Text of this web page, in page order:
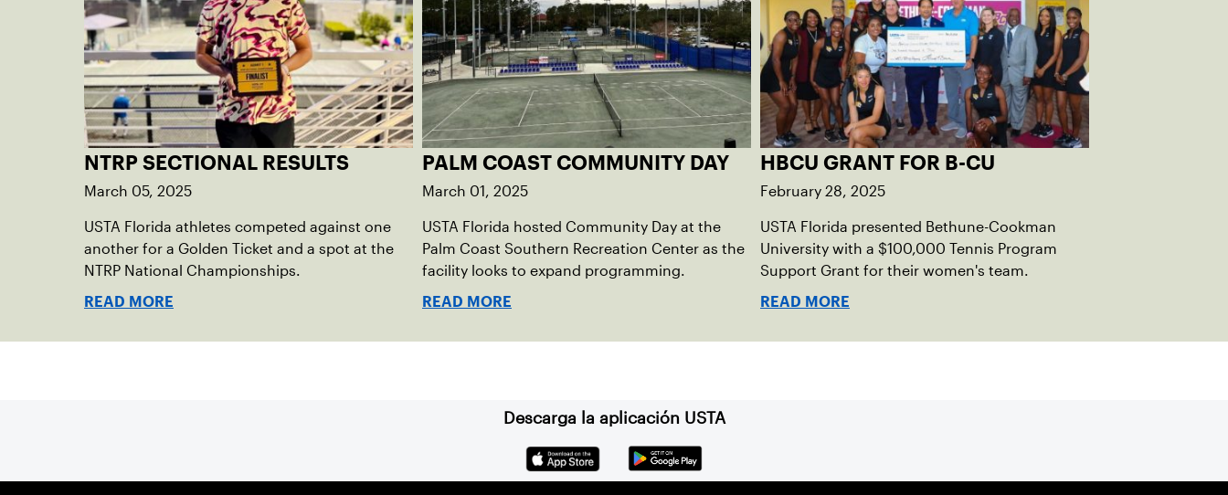
NTRP SECTIONAL RESULTS
March 05, 2025
USTA Florida athletes competed against one
another for a Golden Ticket and a spot at the
NTRP National Championships.
READ MORE
PALM COAST COMMUNITY DAY
March 01, 2025
USTA Florida hosted Community Day at the
Palm Coast Southern Recreation Center as the
facility looks to expand programming.
READ MORE
HBCU GRANT FOR B-CU
February 28, 2025
USTA Florida presented Bethune-Cookman
University with a $100,000 Tennis Program
Support Grant for their women's team.
READ MORE
Descarga la aplicación USTA